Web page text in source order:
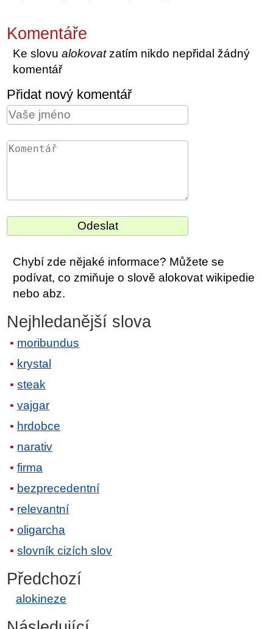
Komentáře
Ke slovualokovatzatím nikdo nepřidal žádný
komentář
Přidat nový komentář
Chybí zde nějaké informace? Můžete se
podívat, co zmiňuje o slově alokovat wikipedie
nebo abz.
Nejhledanější slova
moribundus
krystal
steak
vajgar
hrdobce
narativ
firma
bezprecedentní
relevantní
oligarcha
slovník cizích slov
Předchozí
alokineze